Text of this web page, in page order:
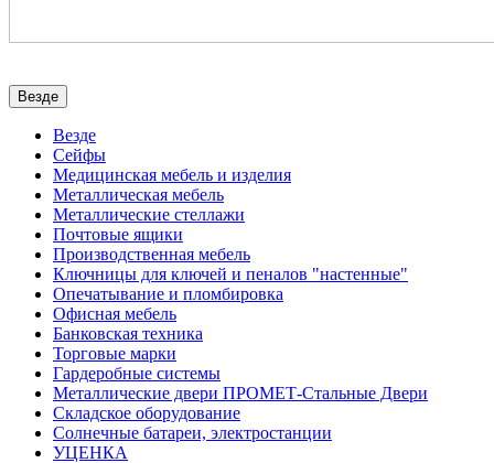
Везде
Везде
Сейфы
Медицинская мебель и изделия
Металлическая мебель
Металлические стеллажи
Почтовые ящики
Производственная мебель
Ключницы для ключей и пеналов "настенные"
Опечатывание и пломбировка
Офисная мебель
Банковская техника
Торговые марки
Гардеробные системы
Металлические двери ПРОМЕТ-Стальные Двери
Складское оборудование
Солнечные батареи, электростанции
УЦЕНКА